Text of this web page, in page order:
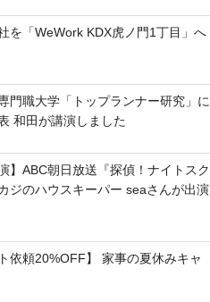
を「WeWork KDX虎ノ門1丁目」へ
門職大学「トップランナー研究」に
和田が講演しました
】ABC朝日放送『探偵！ナイトスク
ジのハウスキーパー seaさんが出演
依頼20%OFF】 家事の夏休みキャ